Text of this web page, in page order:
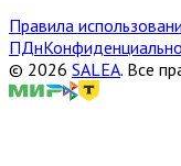
Правила
ПДн
© 2026 SALEA. Все